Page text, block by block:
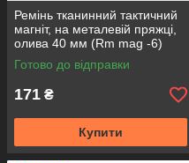
Ремінь тканинний тактичний
магніт, на металевій пряжці,
олива 40 мм (Rm mag -6)
Готово до відправки
171 ₴
Купити